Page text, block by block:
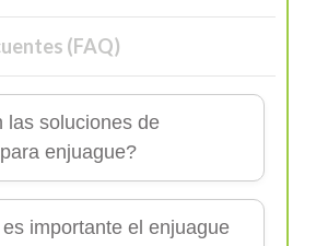
(FAQ)
las soluciones de
enjuague?
importante el enjuague